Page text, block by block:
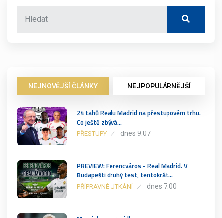
NEJNOVĚJŠÍ ČLÁNKY NEJPOPULÁRNĚJŠÍ
24 tahů Realu Madrid na přestupovém trhu.
Co ještě zbývá…
PŘESTUPY dnes 9:07
PREVIEW: Ferencváros - Real Madrid. V
Budapešti druhý test, tentokrát…
PŘÍPRAVNÉ UTKÁNÍ dnes 7:00